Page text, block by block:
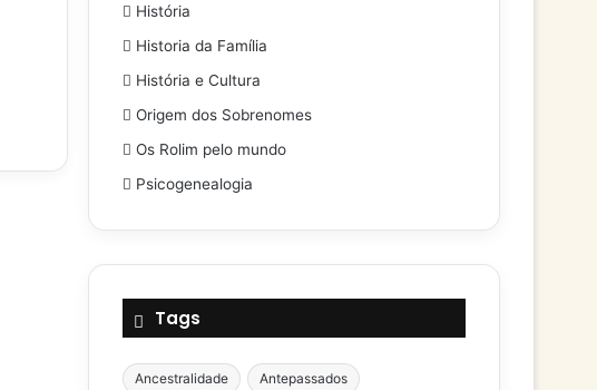
História
Historia da Família
História e Cultura
Origem dos Sobrenomes
Os Rolim pelo mundo
Psicogenealogia
Tags
Ancestralidade Antepassados